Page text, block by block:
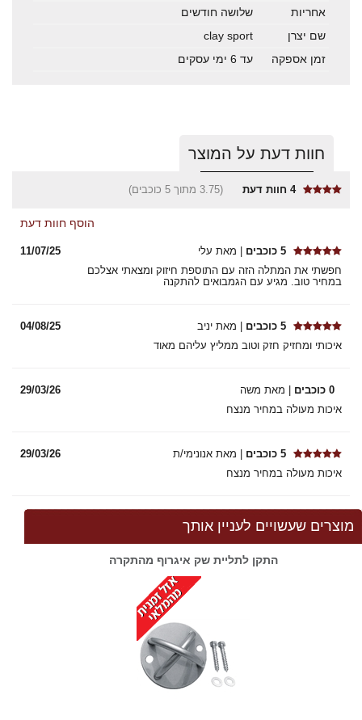
אחריות
שלושה חודשים
שם יצרן
clay sport
זמן אספקה
עד 6 ימי עסקים
חוות דעת על המוצר
4 חוות דעת (3.75 מתוך 5 כוכבים)
הוסף חוות דעת
5 כוכבים | מאת עלי
11/07/25
חפשתי את המתלה הזה עם התוספת חיזוק ומצאתי אצלכם
במחיר טוב. מגיע עם הגמבואים להתקנה
5 כוכבים | מאת יניב
04/08/25
איכותי ומחזיק חזק וטוב ממליץ עליהם מאוד
0 כוכבים | מאת משה
29/03/26
איכות מעולה במחיר מנצח
5 כוכבים | מאת אנונימי/ת
29/03/26
איכות מעולה במחיר מנצח
מוצרים שעשויים לעניין אותך
התקן לתליית שק איגרוף מהתקרה